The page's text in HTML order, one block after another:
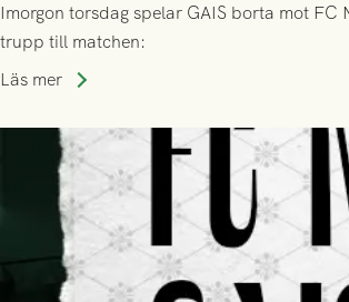
Imorgon torsdag spelar GAIS borta mot
trupp till matchen:
Läs mer